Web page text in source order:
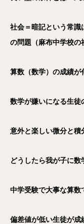
社会＝暗記という常識
の問題（麻布中学校の
算数（数学）の成績が
数学が嫌いになる生徒
意外と楽しい微分と積
どうしたら我が子に数
中学受験で大事な算数
偏差値が低い生徒が成